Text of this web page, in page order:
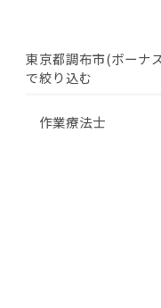
東京都調布市(ボーナ
で絞り込む
作業療法士